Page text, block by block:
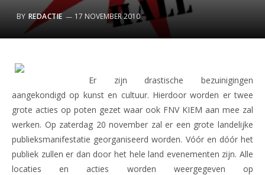
BY REDACTIE 17 NOVEMBER 2010
Er zijn drastische bezuinigingen
aangekondigd op kunst en cultuur. Hierdoor worden er twee
grote acties op poten gezet waar ook FNV KIEM aan mee zal
werken. Op zaterdag 20 november zal er een grote landelijke
publieksmanifestatie georganiseerd worden. Vóór en dóór het
publiek zullen er dan door het hele land evenementen zijn. Alle
locaties en acties worden weergegeven op